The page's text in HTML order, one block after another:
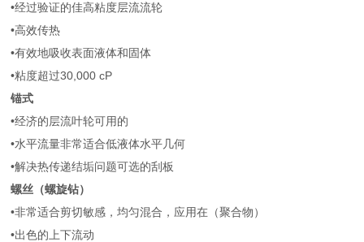
•经过验证的佳高粘度层流流轮
•高效传热
•有效地吸收表面液体和固体
•粘度超过30,000 cP
锚式
•经济的层流叶轮可用的
•水平流量非常适合低液体水平几何
•解决热传递结垢问题可选的刮板
螺丝（螺旋钻）
•非常适合剪切敏感，均匀混合，应用在（聚合物）
•出色的上下流动